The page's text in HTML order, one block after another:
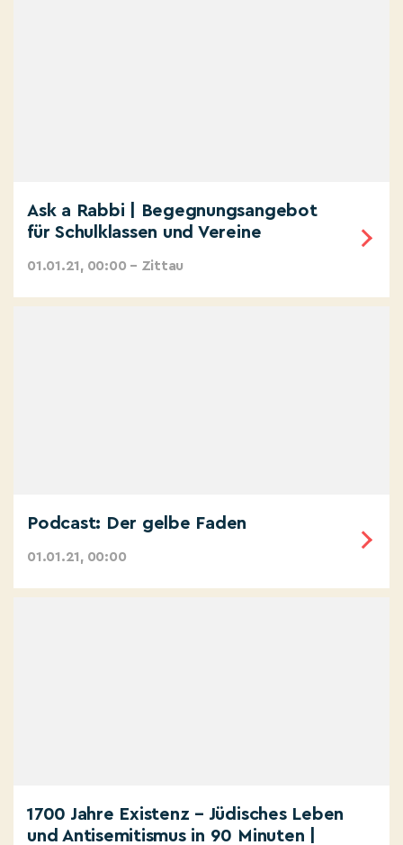
Ask a Rabbi | Begegnungsangebot
für Schulklassen und Vereine
01.01.21, 00:00 – Zittau
Podcast: Der gelbe Faden
01.01.21, 00:00
1700 Jahre Existenz – Jüdisches Leben
und Antisemitismus in 90 Minuten |